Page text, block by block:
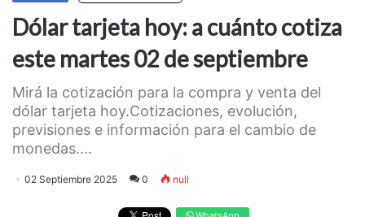
Dólar tarjeta hoy: a cuánto cotiza
este martes 02 de septiembre
Mirá la cotización para la compra y venta del
dólar tarjeta hoy.Cotizaciones, evolución,
previsiones e información para el cambio de
monedas....
02 Septiembre 2025 0 null